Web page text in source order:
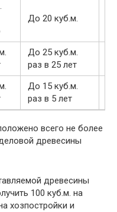
До 20 куб.м.
До 25 куб.м.
раз в 25 лет
До 15 куб.м.
раз в 5 лет
всего не более
древесины
древесины
100 куб.м. на
хозпостройки и